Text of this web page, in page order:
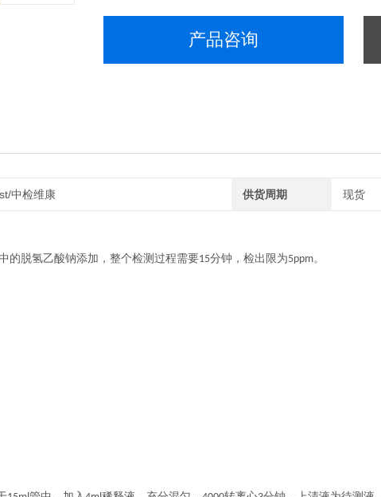
产品咨询
中检维康 供货周期 现货
的脱氢乙酸钠添加，整个检测过程需要15分钟，检出限为5ppm。